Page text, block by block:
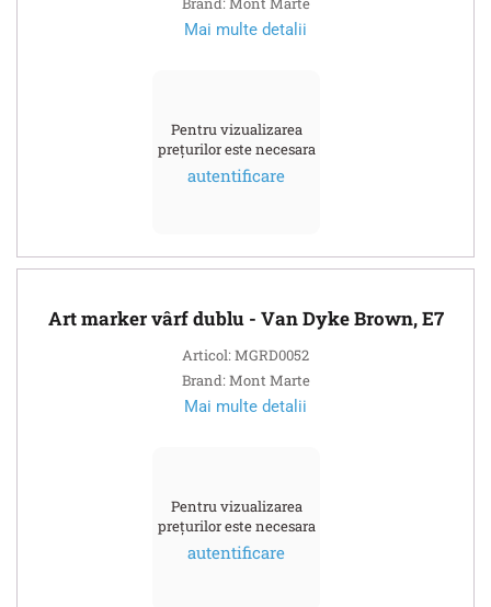
Mai multe detalii
Pentru vizualizarea
prețurilor este necesara
autentificare
Art marker vârf dublu - Van Dyke Brown, E7
Articol: MGRD0052
Brand: Mont Marte
Mai multe detalii
Pentru vizualizarea
prețurilor este necesara
autentificare